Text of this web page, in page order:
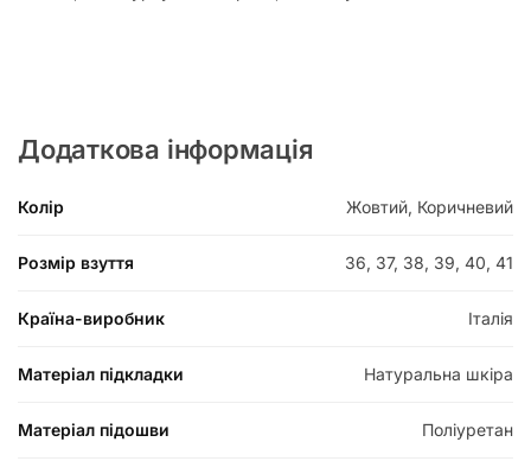
Додаткова інформація
Колір Жовтий, Коричневий
Розмір взуття 36, 37, 38, 39, 40, 41
Країна-виробник Італія
Матеріал підкладки Натуральна шкіра
Матеріал підошви Поліуретан